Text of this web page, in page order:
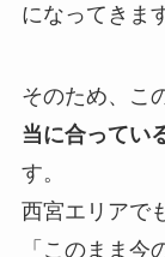
になってきま
そのため、こ
当に合ってい
す。
西宮エリアで
「このまま今